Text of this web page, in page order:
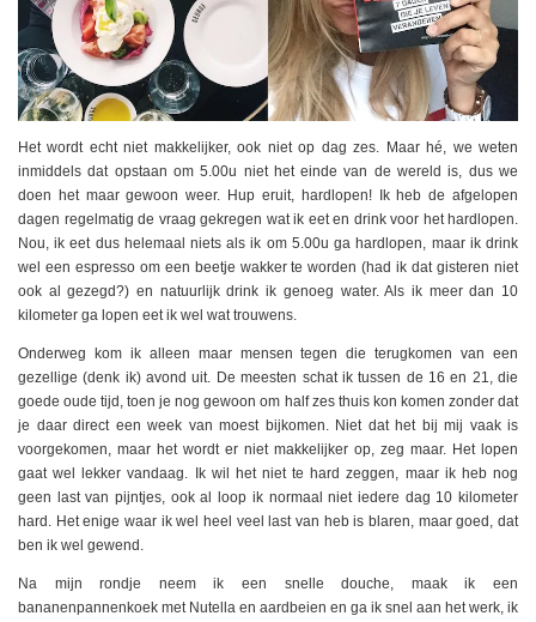
Het wordt echt niet makkelijker, ook niet op dag zes. Maar hé, we weten
inmiddels dat opstaan om 5.00u niet het einde van de wereld is, dus we
doen het maar gewoon weer. Hup eruit, hardlopen! Ik heb de afgelopen
dagen regelmatig de vraag gekregen wat ik eet en drink voor het hardlopen.
Nou, ik eet dus helemaal niets als ik om 5.00u ga hardlopen, maar ik drink
wel een espresso om een beetje wakker te worden (had ik dat gisteren niet
ook al gezegd?) en natuurlijk drink ik genoeg water. Als ik meer dan 10
kilometer ga lopen eet ik wel wat trouwens.
Onderweg kom ik alleen maar mensen tegen die terugkomen van een
gezellige (denk ik) avond uit. De meesten schat ik tussen de 16 en 21, die
goede oude tijd, toen je nog gewoon om half zes thuis kon komen zonder dat
je daar direct een week van moest bijkomen. Niet dat het bij mij vaak is
voorgekomen, maar het wordt er niet makkelijker op, zeg maar. Het lopen
gaat wel lekker vandaag. Ik wil het niet te hard zeggen, maar ik heb nog
geen last van pijntjes, ook al loop ik normaal niet iedere dag 10 kilometer
hard. Het enige waar ik wel heel veel last van heb is blaren, maar goed, dat
ben ik wel gewend.
Na mijn rondje neem ik een snelle douche, maak ik een
bananenpannenkoek met Nutella en aardbeien en ga ik snel aan het werk, ik